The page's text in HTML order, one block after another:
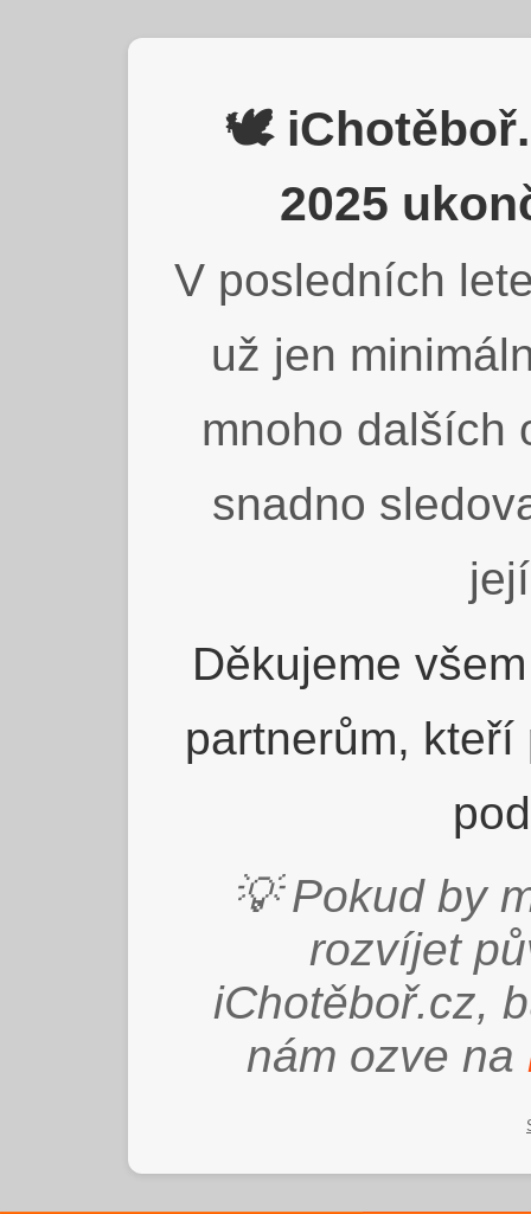
🕊️
2025
V posledních
už jen
mnoho dalších
snadno
Děkujeme
partnerům,
💡 Pokud by
rozvíjet
iChotěboř.cz,
nám ozve na